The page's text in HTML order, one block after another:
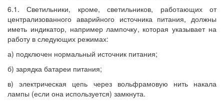
6.1. Светильники, кроме, светильников, работающих от
централизованного аварийного источника питания, должны
иметь индикатор, например лампочку, которая указывает на
работу в следующих режимах:
а) подключен нормальный источник питания;
б) зарядка батареи питания;
в) электрическая цепь через вольфрамовую нить накала
лампы (если она используется) замкнута.